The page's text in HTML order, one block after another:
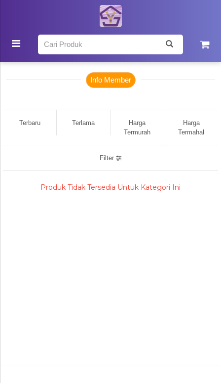
Info Member
Terbaru Terlama
Harga
Termurah
Harga
Termahal
Filter
Produk Tidak Tersedia Untuk Kategori Ini